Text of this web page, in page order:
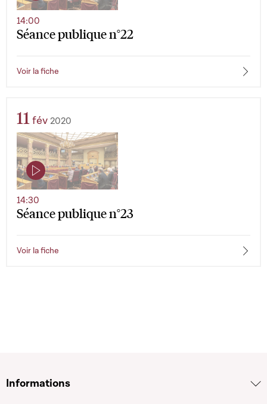
Séance publique n°22
14:00
Voir la fiche
11fév 2020
Séance publique n°23
14:30
Voir la fiche
Informations